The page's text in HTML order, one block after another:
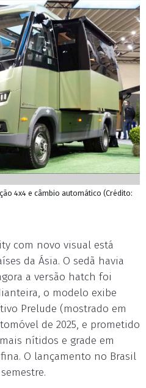
4x4 e câmbio automático (Crédito:
com novo visual está
da Ásia. O sedã havia
a versão hatch foi
o modelo exibe
Prelude (mostrado em
de 2025, e prometido
nítidos e grade em
O lançamento no Brasil